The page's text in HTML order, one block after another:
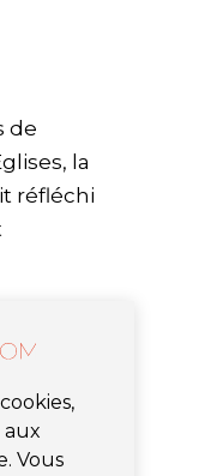
de
la
réfléchi
aux
Vous